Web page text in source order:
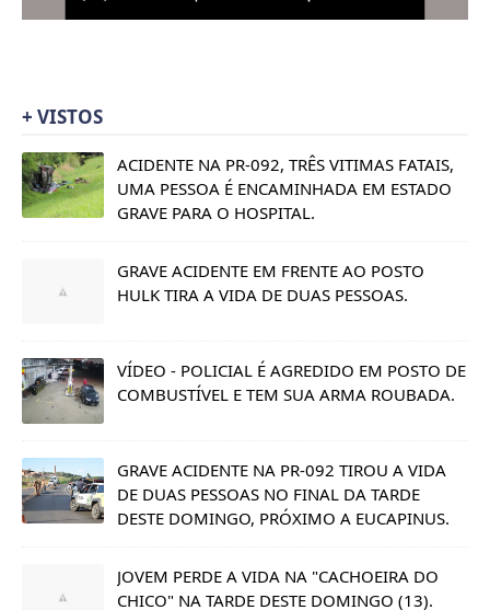
+ VISTOS
ACIDENTE NA PR-092, TRÊS VITIMAS FATAIS,
UMA PESSOA É ENCAMINHADA EM ESTADO
GRAVE PARA O HOSPITAL.
GRAVE ACIDENTE EM FRENTE AO POSTO
HULK TIRA A VIDA DE DUAS PESSOAS.
VÍDEO - POLICIAL É AGREDIDO EM POSTO DE
COMBUSTÍVEL E TEM SUA ARMA ROUBADA.
GRAVE ACIDENTE NA PR-092 TIROU A VIDA
DE DUAS PESSOAS NO FINAL DA TARDE
DESTE DOMINGO, PRÓXIMO A EUCAPINUS.
JOVEM PERDE A VIDA NA "CACHOEIRA DO
CHICO" NA TARDE DESTE DOMINGO (13).